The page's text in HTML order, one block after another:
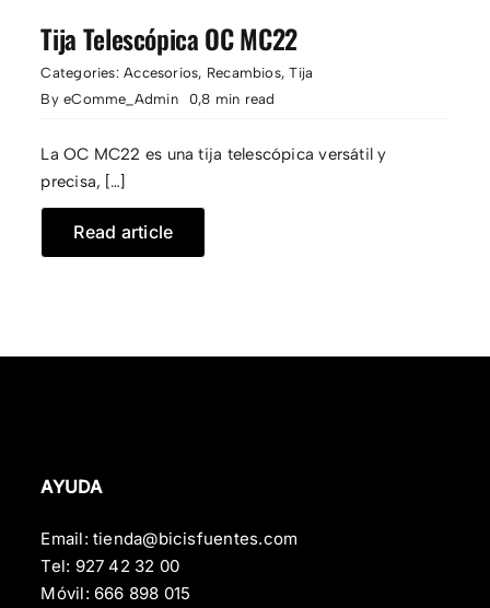
Tija Telescópica OC MC22
Categories:Accesorios, Recambios,Tija
ByeComme_Admin 0,8 min read
La OC MC22 es una tija telescópica versátil y
precisa, […]
Read article
AYUDA
Email:tienda@bicisfuentes.com
Tel: 927 42 32 00
Móvil: 666 898 015